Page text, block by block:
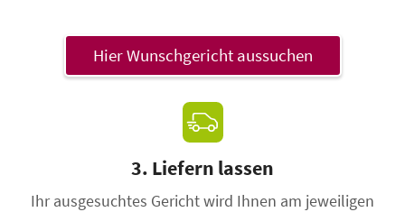
Hier Wunschgericht aussuchen
3. Liefern lassen
Ihr ausgesuchtes Gericht wird Ihnen am jeweiligen